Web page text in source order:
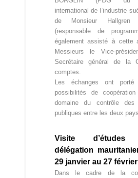
international de l’industrie
de Monsieur Hallgren
(responsable de
également assisté à cette
Messieurs le Vice-
Secrétaire général de la
comptes.
Les échanges ont
possibilités de
domaine du contrôle des
publiques entre les deux pays.
Visite d’études
délégation
29 janvier au 27
Dans le cadre de la